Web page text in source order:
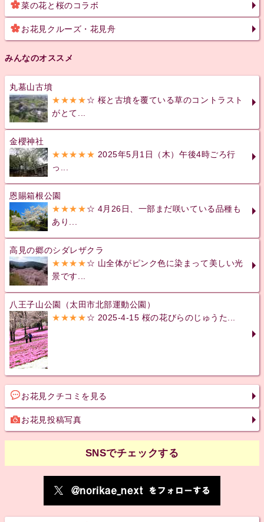
菜の花と桜のコラボ
お花見クルーズ・花見舟
みんなのオススメ
丸墓山古墳
★★★★☆ 桜と古墳を覆ている草のコントラスト
がとて...
金櫻神社
★★★★★ 2025年5月1日（木）午後4時ごろ行
っ...
恩賜箱根公園
★★★★☆ 4月26日、一部まだ咲いている品種も
あり...
高見の郷のシダレザクラ
★★★★☆ 山全体がピンク色に染まって美しい光
景です...
八王子山公園（太田市北部運動公園）
★★★★☆ 2025-4-15 桜の花びらのじゅうた...
お花見クチコミを見る
お花見投稿写真
SNSでチェックする